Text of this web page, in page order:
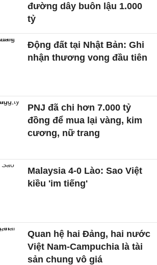
đường dây buôn lậu 1.000
tỷ
Động đất tại Nhật Bản: Ghi
nhận thương vong đầu tiên
PNJ đã chi hơn 7.000 tỷ
đồng để mua lại vàng, kim
cương, nữ trang
Malaysia 4-0 Lào: Sao Việt
kiều 'im tiếng'
Quan hệ hai Đảng, hai nước
Việt Nam-Campuchia là tài
sản chung vô giá ​